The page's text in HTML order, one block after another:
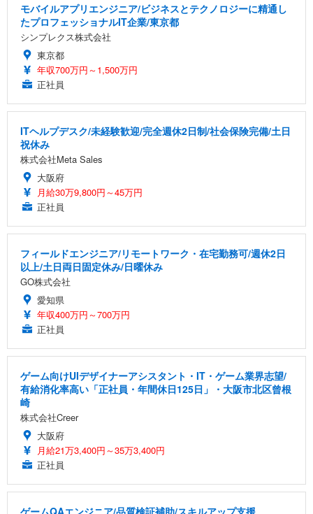
モバイルアプリエンジニア/ビジネスとテクノロジーに精通し
たプロフェッショナルIT企業/東京都
シンプレクス株式会社
東京都
年収700万円～1,500万円
正社員
ITヘルプデスク/未経験歓迎/完全週休2日制/社会保険完備/土日
祝休み
株式会社Meta Sales
大阪府
月給30万9,800円～45万円
正社員
フィールドエンジニア/リモートワーク・在宅勤務可/週休2日
以上/土日両日固定休み/日曜休み
GO株式会社
愛知県
年収400万円～700万円
正社員
ゲーム向けUIデザイナーアシスタント・IT・ゲーム業界志望/
有給消化率高い「正社員・年間休日125日」・大阪市北区曾根
崎
株式会社Creer
大阪府
月給21万3,400円～35万3,400円
正社員
ゲームQAエンジニア/品質検証補助/スキルアップ支援